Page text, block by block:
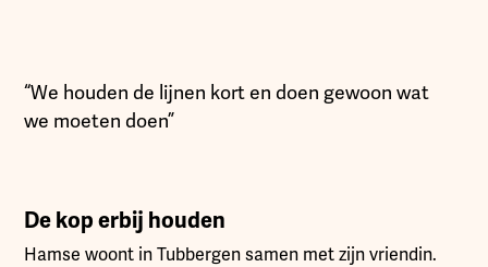
“We houden de lijnen kort en doen gewoon wat
we moeten doen”
De kop erbij houden
Hamse woont in Tubbergen samen met zijn vriendin.